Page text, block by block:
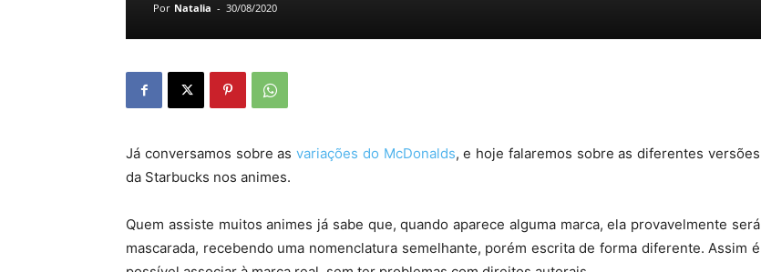
Por Natalia - 30/08/2020
Já conversamos sobre asvariações do McDonalds, e hoje falaremos sobre as diferentes versões
da Starbucks nos animes.
Quem assiste muitos animes já sabe que, quando aparece alguma marca, ela provavelmente será
mascarada, recebendo uma nomenclatura semelhante, porém escrita de forma diferente. Assim é